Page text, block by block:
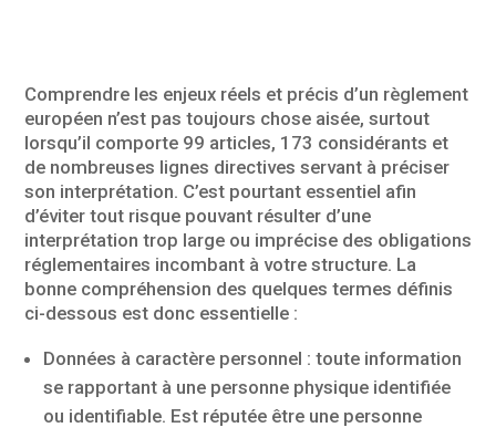
Comprendre les enjeux réels et précis d’un règlement
européen n’est pas toujours chose aisée, surtout
lorsqu’il comporte 99 articles, 173 considérants et
de nombreuses lignes directives servant à préciser
son interprétation. C’est pourtant essentiel afin
d’éviter tout risque pouvant résulter d’une
interprétation trop large ou imprécise des obligations
réglementaires incombant à votre structure. La
bonne compréhension des quelques termes définis
ci-dessous est donc essentielle :
Données à caractère personnel : toute information
se rapportant à une personne physique identifiée
ou identifiable. Est réputée être une personne